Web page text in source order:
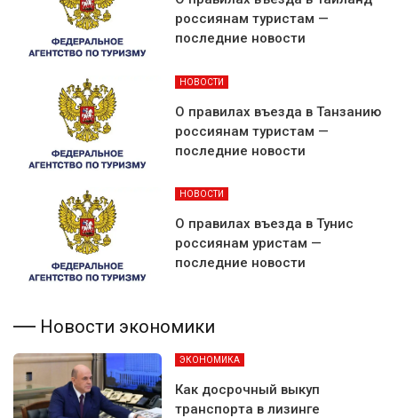
россиянам туристам —
последние новости
НОВОСТИ
О правилах въезда в Танзанию
россиянам туристам —
последние новости
НОВОСТИ
О правилах въезда в Тунис
россиянам уристам —
последние новости
Новости экономики
ЭКОНОМИКА
Как досрочный выкуп
транспорта в лизинге